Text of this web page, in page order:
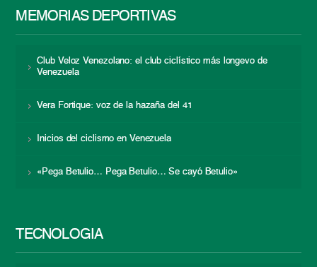
MEMORIAS DEPORTIVAS
Club Veloz Venezolano: el club ciclístico más longevo de
Venezuela
Vera Fortique: voz de la hazaña del 41
Inicios del ciclismo en Venezuela
«Pega Betulio… Pega Betulio… Se cayó Betulio»
TECNOLOGÍA